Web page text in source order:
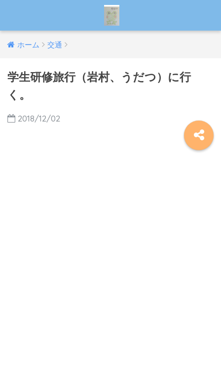
ホーム 交通
学生研修旅行（岩村、うだつ）に行
く。
2018/12/02